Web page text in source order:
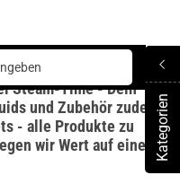
Kategorien
Steam-Time - Dein
und Zubehör zudem
- alle Produkte zu
wir Wert auf eine